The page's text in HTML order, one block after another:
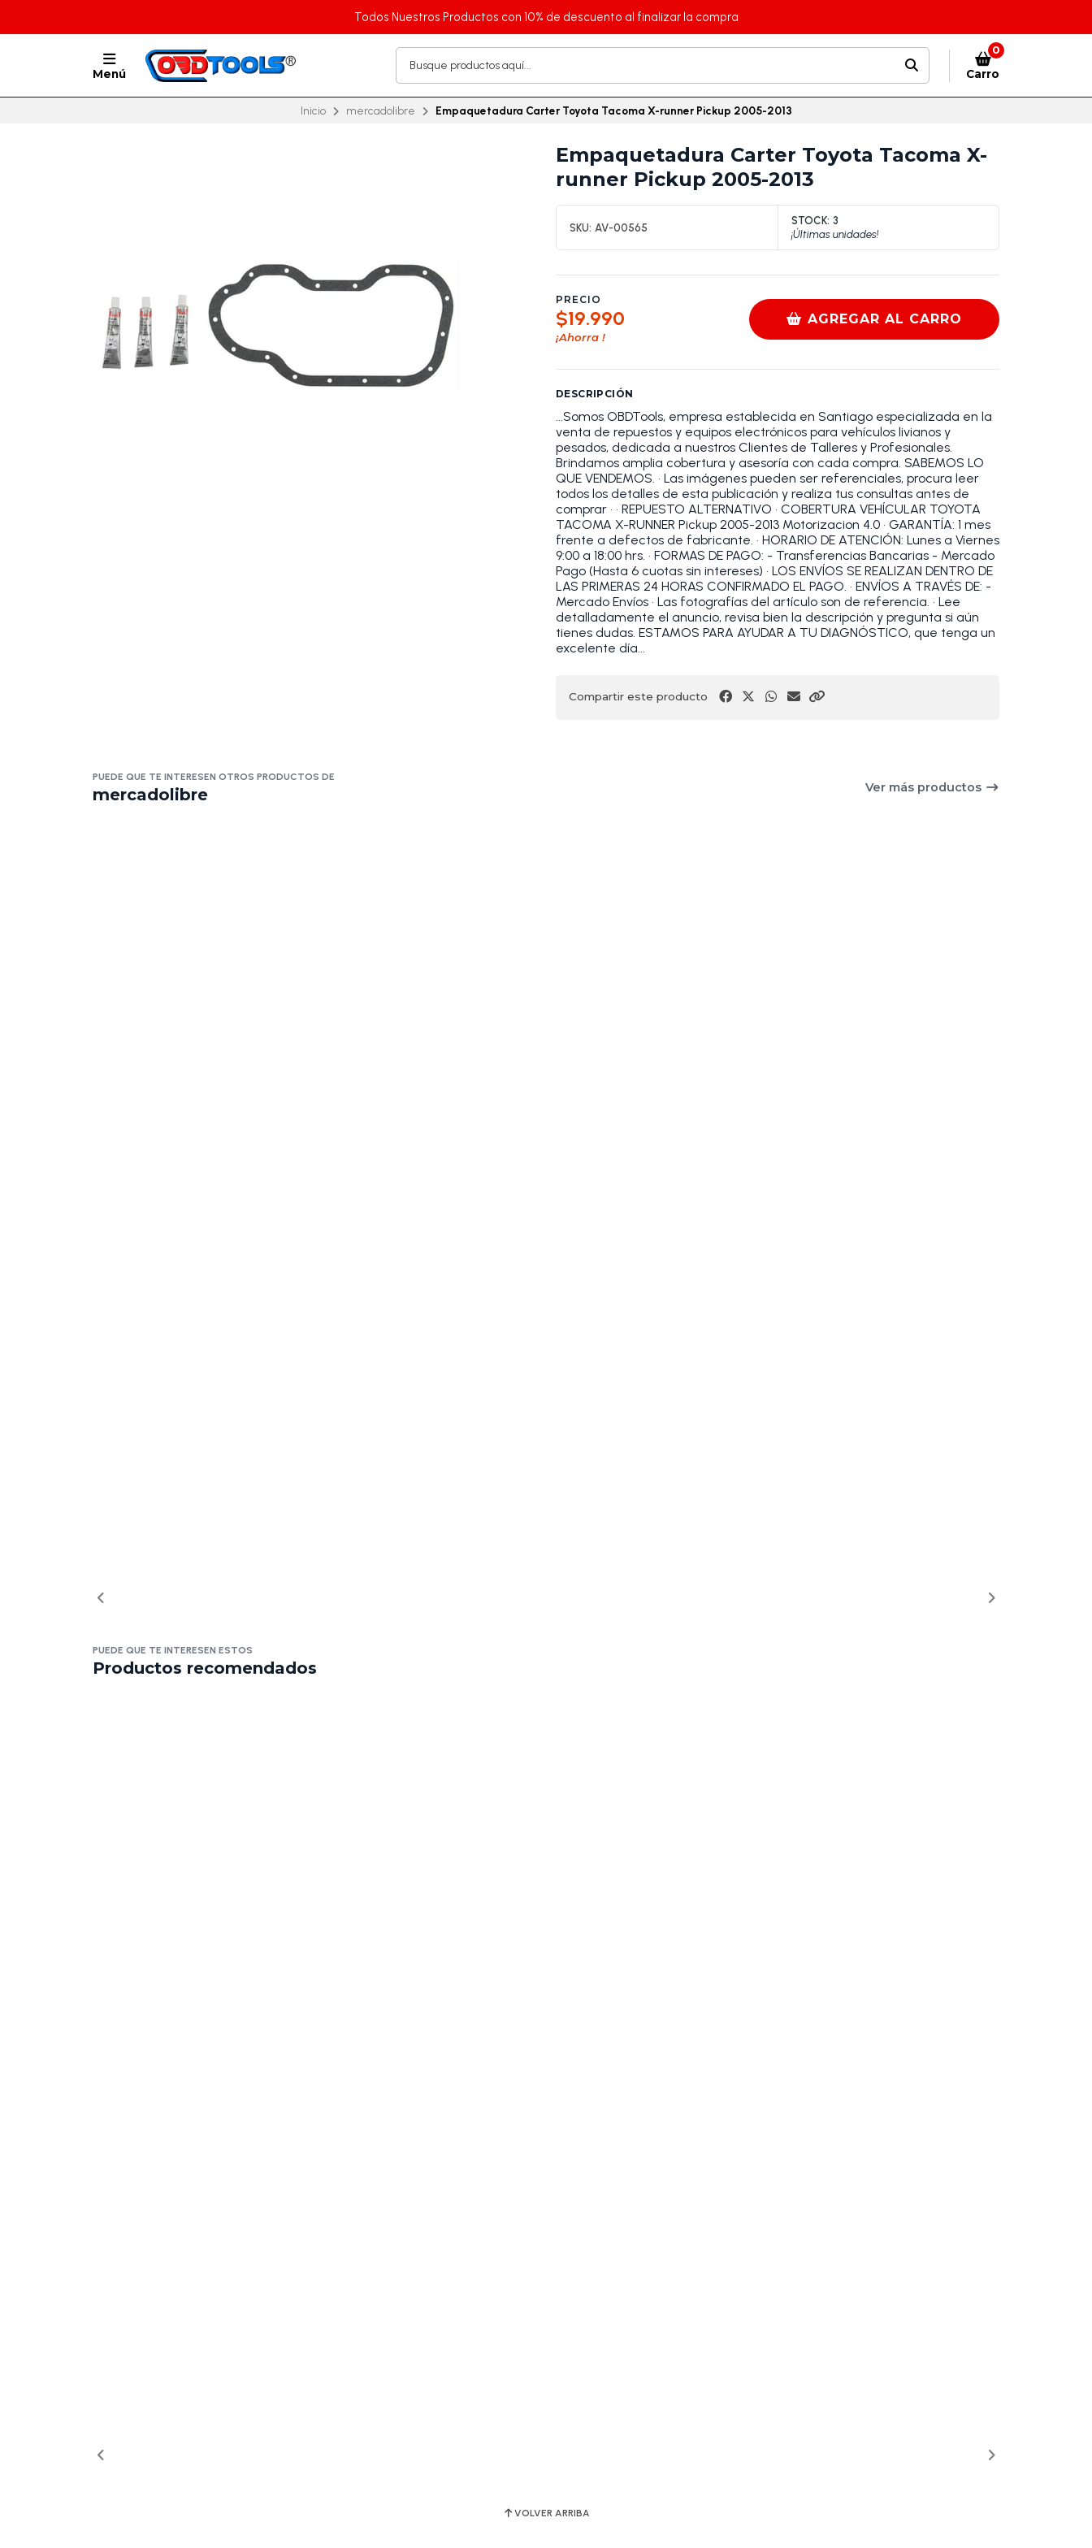
Todos Nuestros Productos con 10% de descuento al finalizar la compra
Menú
0
Carro
Inicio mercadolibre Empaquetadura Carter Toyota Tacoma X-runner Pickup 2005-2013
Empaquetadura Carter Toyota Tacoma X-
runner Pickup 2005-2013
SKU: AV-00565
STOCK: 3
¡Últimas unidades!
PRECIO
$19.990
¡Ahorra !
AGREGAR AL CARRO
DESCRIPCIÓN
...Somos OBDTools, empresa establecida en Santiago especializada en la
venta de repuestos y equipos electrónicos para vehículos livianos y
pesados, dedicada a nuestros Clientes de Talleres y Profesionales.
Brindamos amplia cobertura y asesoría con cada compra. SABEMOS LO
QUE VENDEMOS. • Las imágenes pueden ser referenciales, procura leer
todos los detalles de esta publicación y realiza tus consultas antes de
comprar • • REPUESTO ALTERNATIVO • COBERTURA VEHÍCULAR TOYOTA
TACOMA X-RUNNER Pickup 2005-2013 Motorizacion 4.0 • GARANTÍA: 1 mes
frente a defectos de fabricante. • HORARIO DE ATENCIÓN: Lunes a Viernes
9:00 a 18:00 hrs. • FORMAS DE PAGO: - Transferencias Bancarias - Mercado
Pago (Hasta 6 cuotas sin intereses) • LOS ENVÍOS SE REALIZAN DENTRO DE
LAS PRIMERAS 24 HORAS CONFIRMADO EL PAGO. • ENVÍOS A TRAVÉS DE: -
Mercado Envíos • Las fotografías del artículo son de referencia. • Lee
detalladamente el anuncio, revisa bien la descripción y pregunta si aún
tienes dudas. ESTAMOS PARA AYUDAR A TU DIAGNÓSTICO, que tenga un
excelente día...
Compartir este producto
PUEDE QUE TE INTERESEN OTROS PRODUCTOS DE
mercadolibre Ver más productos
PUEDE QUE TE INTERESEN ESTOS
Productos recomendados
VOLVER ARRIBA